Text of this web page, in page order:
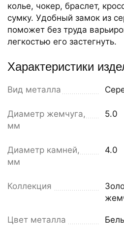
колье, чокер, браслет,
сумку. Удобный замок из
поможет без труда
легкостью его застегнуть.
Характеристики
Вид металла
Диаметр жемчуга,
мм
5.0
Диаметр камней,
мм
4.0
Коллекция
Цвет металла